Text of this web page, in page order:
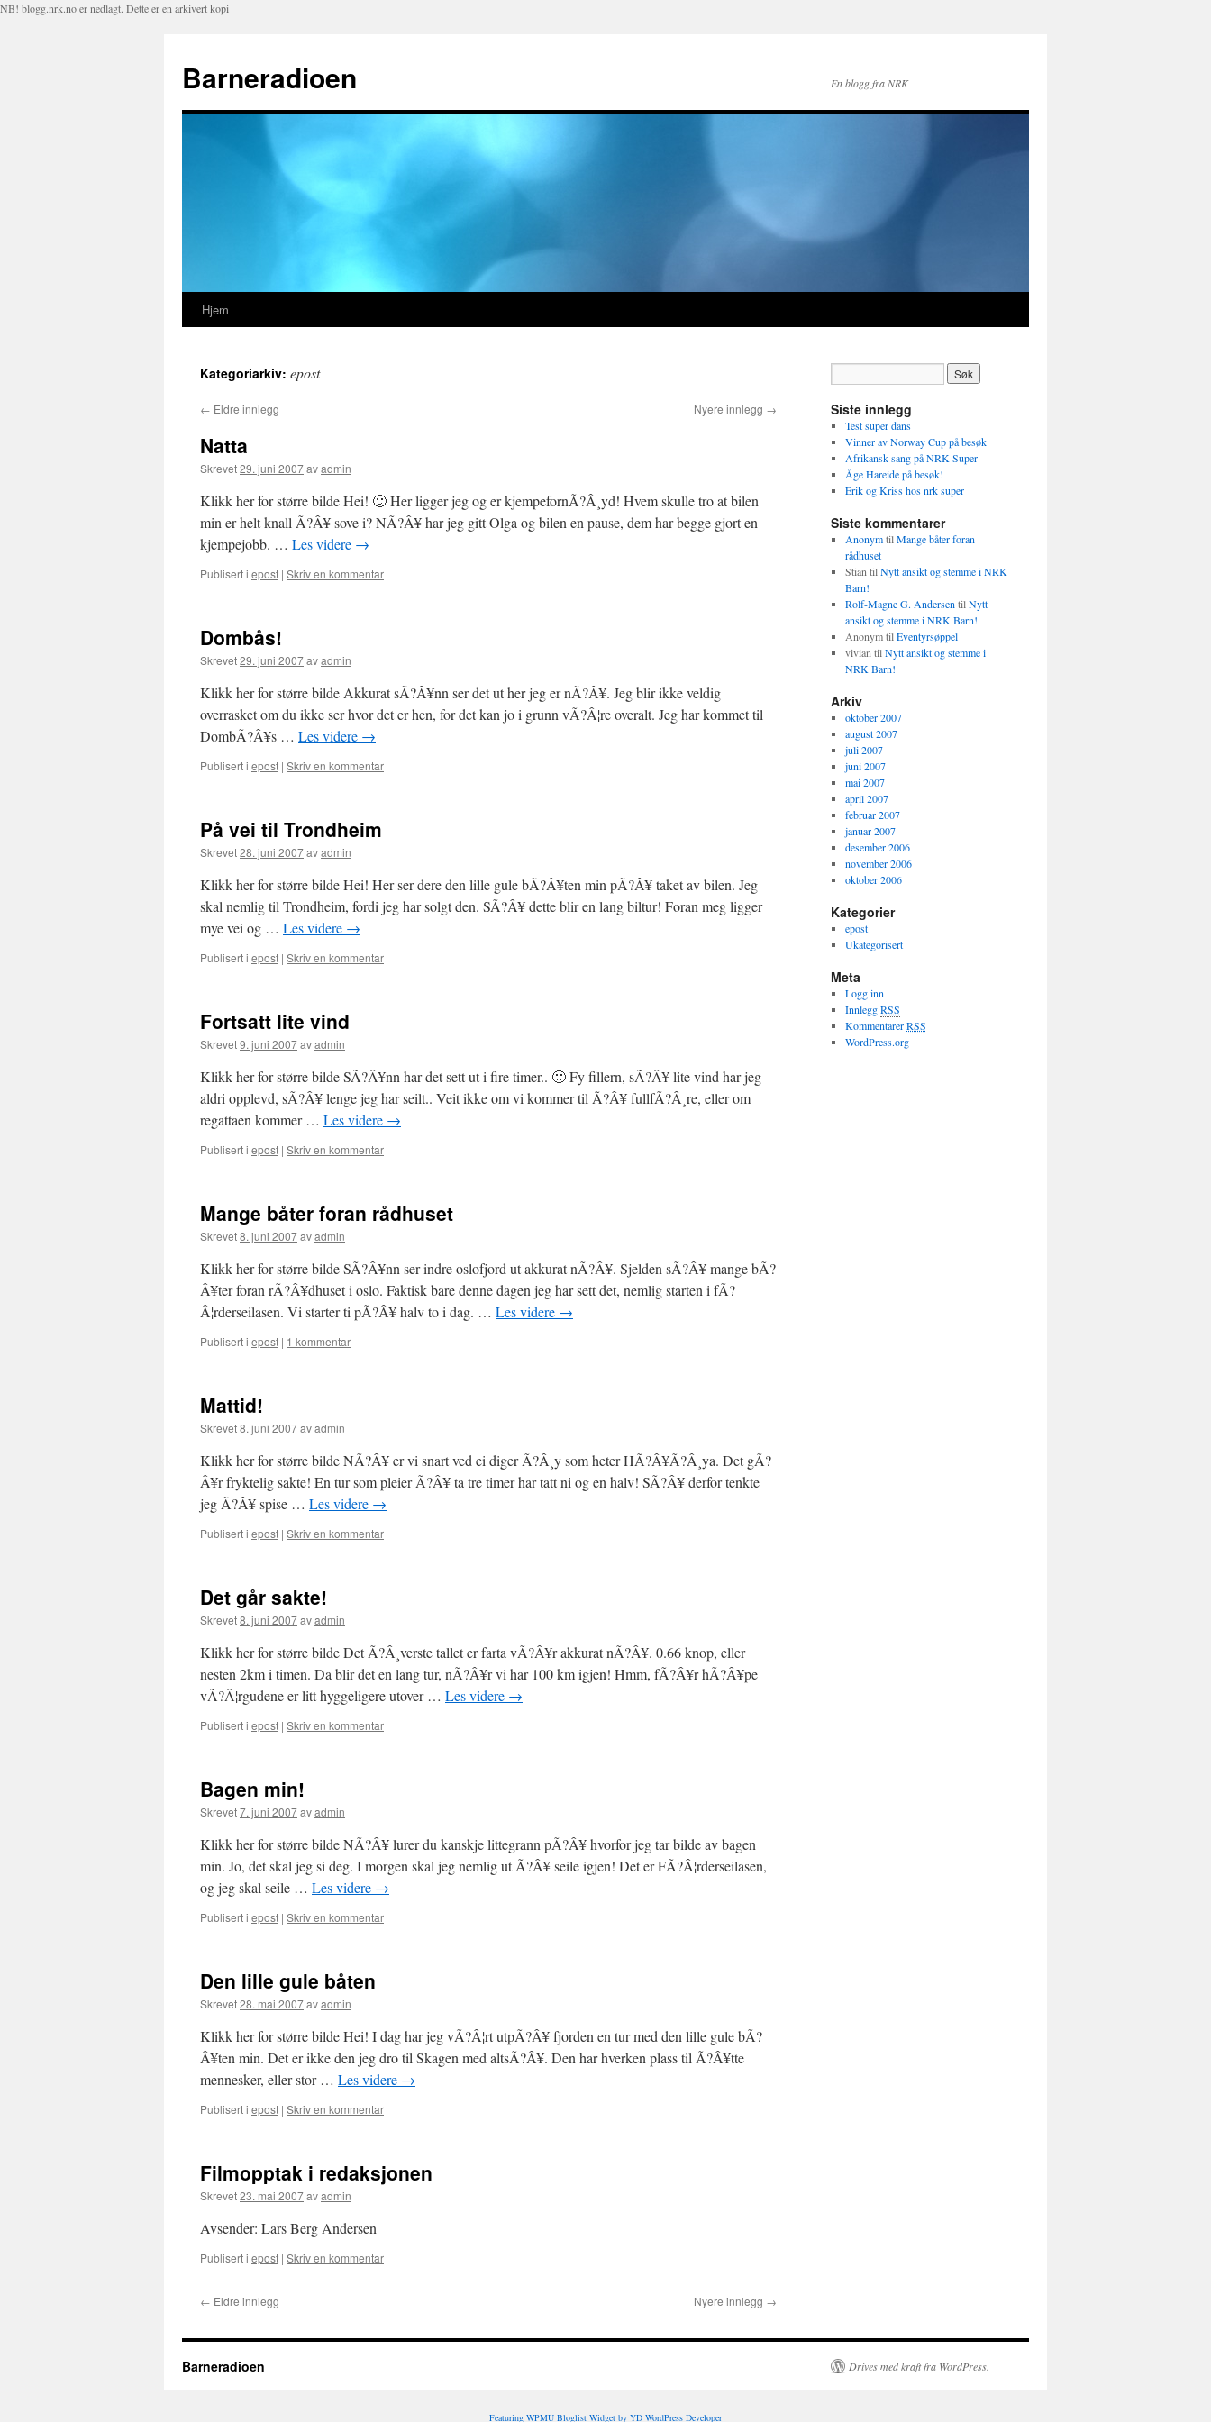
NB! blogg.nrk.no er nedlagt. Dette er en arkivert kopi
Barneradioen En blogg fra NRK
Hopp
innhold
Hjem
Kategoriarkiv: epost
← Eldre innlegg Nyere innlegg →
Natta
Skrevet29. juni 2007avadmin
Klikk her for større bilde Hei! 🙂 Her ligger jeg og er kjempefornÃ?Â¸yd! Hvem skulle tro at bilen
min er helt knall Ã?Â¥ sove i? NÃ?Â¥ har jeg gitt Olga og bilen en pause, dem har begge gjort en
kjempejobb. … Les videre →
Publisert i epost | Skriv en kommentar
Dombås!
Skrevet29. juni 2007avadmin
Klikk her for større bilde Akkurat sÃ?Â¥nn ser det ut her jeg er nÃ?Â¥. Jeg blir ikke veldig
overrasket om du ikke ser hvor det er hen, for det kan jo i grunn vÃ?Â¦re overalt. Jeg har kommet til
DombÃ?Â¥s … Les videre →
Publisert i epost | Skriv en kommentar
På vei til Trondheim
Skrevet28. juni 2007avadmin
Klikk her for større bilde Hei! Her ser dere den lille gule bÃ?Â¥ten min pÃ?Â¥ taket av bilen. Jeg
skal nemlig til Trondheim, fordi jeg har solgt den. SÃ?Â¥ dette blir en lang biltur! Foran meg ligger
mye vei og … Les videre →
Publisert i epost | Skriv en kommentar
Fortsatt lite vind
Skrevet9. juni 2007avadmin
Klikk her for større bilde SÃ?Â¥nn har det sett ut i fire timer.. 🙁 Fy fillern, sÃ?Â¥ lite vind har jeg
aldri opplevd, sÃ?Â¥ lenge jeg har seilt.. Veit ikke om vi kommer til Ã?Â¥ fullfÃ?Â¸re, eller om
regattaen kommer … Les videre →
Publisert i epost | Skriv en kommentar
Mange båter foran rådhuset
Skrevet8. juni 2007avadmin
Klikk her for større bilde SÃ?Â¥nn ser indre oslofjord ut akkurat nÃ?Â¥. Sjelden sÃ?Â¥ mange bÃ?
Â¥ter foran rÃ?Â¥dhuset i oslo. Faktisk bare denne dagen jeg har sett det, nemlig starten i fÃ?
Â¦rderseilasen. Vi starter ti pÃ?Â¥ halv to i dag. … Les videre →
Publisert i epost | 1 kommentar
Mattid!
Skrevet8. juni 2007avadmin
Klikk her for større bilde NÃ?Â¥ er vi snart ved ei diger Ã?Â¸y som heter HÃ?Â¥Ã?Â¸ya. Det gÃ?
Â¥r fryktelig sakte! En tur som pleier Ã?Â¥ ta tre timer har tatt ni og en halv! SÃ?Â¥ derfor tenkte
jeg Ã?Â¥ spise … Les videre →
Publisert i epost | Skriv en kommentar
Det går sakte!
Skrevet8. juni 2007avadmin
Klikk her for større bilde Det Ã?Â¸verste tallet er farta vÃ?Â¥r akkurat nÃ?Â¥. 0.66 knop, eller
nesten 2km i timen. Da blir det en lang tur, nÃ?Â¥r vi har 100 km igjen! Hmm, fÃ?Â¥r hÃ?Â¥pe
vÃ?Â¦rgudene er litt hyggeligere utover … Les videre →
Publisert i epost | Skriv en kommentar
Bagen min!
Skrevet7. juni 2007avadmin
Klikk her for større bilde NÃ?Â¥ lurer du kanskje littegrann pÃ?Â¥ hvorfor jeg tar bilde av bagen
min. Jo, det skal jeg si deg. I morgen skal jeg nemlig ut Ã?Â¥ seile igjen! Det er FÃ?Â¦rderseilasen,
og jeg skal seile … Les videre →
Publisert i epost | Skriv en kommentar
Den lille gule båten
Skrevet28. mai 2007avadmin
Klikk her for større bilde Hei! I dag har jeg vÃ?Â¦rt utpÃ?Â¥ fjorden en tur med den lille gule bÃ?
Â¥ten min. Det er ikke den jeg dro til Skagen med altsÃ?Â¥. Den har hverken plass til Ã?Â¥tte
mennesker, eller stor … Les videre →
Publisert i epost | Skriv en kommentar
Filmopptak i redaksjonen
Skrevet23. mai 2007avadmin
Avsender: Lars Berg Andersen
Publisert i epost | Skriv en kommentar
← Eldre innlegg Nyere innlegg →
Siste innlegg
Test super dans
Vinner av Norway Cup på besøk
Afrikansk sang på NRK Super
Åge Hareide på besøk!
Erik og Kriss hos nrk super
Siste kommentarer
AnonymtilMange båter foran
rådhuset
Stian tilNytt ansikt og stemme i NRK
Barn!
Rolf-Magne G. Andersen tilNytt
ansikt og stemme i NRK Barn!
AnonymtilEventyrsøppel
vivian tilNytt ansikt og stemme i
NRK Barn!
Arkiv
oktober 2007
august 2007
juli 2007
juni 2007
mai 2007
april 2007
februar 2007
januar 2007
desember 2006
november 2006
oktober 2006
Kategorier
epost
Ukategorisert
Meta
Logg inn
InnleggRSS
KommentarerRSS
WordPress.org
Barneradioen Drives med kraft fra WordPress.
Featuring WPMU Bloglist Widget by YD WordPress Developer